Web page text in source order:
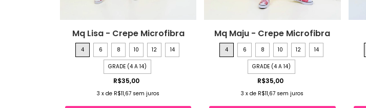
Mq Lisa - Crepe Microfibra
4 6 8 10 12 14
GRADE (4 A 14)
R$35,00
3 xde R$11,67 sem juros
Mq Maju - Crepe Microfibra
4 6 8 10 12 14
GRADE (4 A 14)
R$35,00
3 xde R$11,67 sem juros